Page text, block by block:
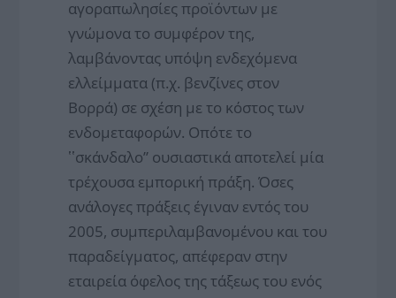
αγοραπωλησίες προϊόντων με
γνώμονα το συμφέρον της,
λαμβάνοντας υπόψη ενδεχόμενα
ελλείμματα (π.χ. βενζίνες στον
Βορρά) σε σχέση με το κόστος των
ενδομεταφορών. Οπότε το
ʽʽσκάνδαλο” ουσιαστικά αποτελεί μία
τρέχουσα εμπορική πράξη. Όσες
ανάλογες πράξεις έγιναν εντός του
2005, συμπεριλαμβανομένου και του
παραδείγματος, απέφεραν στην
εταιρεία όφελος της τάξεως του ενός